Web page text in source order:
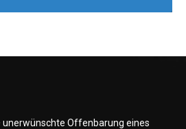
unerwünschte Offenbarung eines